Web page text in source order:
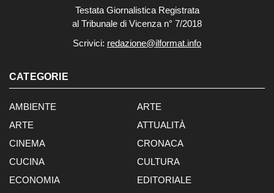
Testata Giornalistica Registrata
al Tribunale di Vicenza n° 7/2018
Scrivici: redazione@ilformat.info
CATEGORIE
AMBIENTE
ARTE
ARTE
ATTUALITÀ
CINEMA
CRONACA
CUCINA
CULTURA
ECONOMIA
EDITORIALE